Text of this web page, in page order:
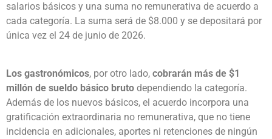
salarios básicos y una suma no remunerativa de acuerdo a
cada categoría. La suma será de $8.000 y se depositará por
única vez el 24 de junio de 2026.
Los gastronómicos, por otro lado, cobrarán más de $1
millón de sueldo básico bruto dependiendo la categoría.
Además de los nuevos básicos, el acuerdo incorpora una
gratificación extraordinaria no remunerativa, que no tiene
incidencia en adicionales, aportes ni retenciones de ningún